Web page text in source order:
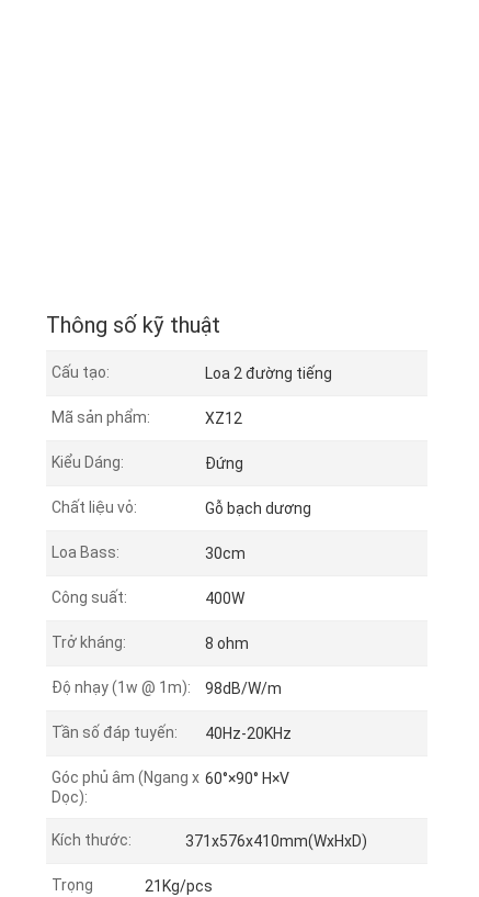
Thông số kỹ thuật
Cấu tạo: Loa 2 đường tiếng
Mã sản phẩm: XZ12
Kiểu Dáng: Đứng
Chất liệu vỏ: Gỗ bạch dương
Loa Bass: 30cm
Công suất: 400W
Trở kháng: 8 ohm
Độ nhạy (1w @ 1m): 98dB/W/m
Tần số đáp tuyến: 40Hz-20KHz
Góc phủ âm (Ngang x
Dọc):
60°×90° H×V
Kích thước: 371x576x410mm(WxHxD)
Trọng
21Kg/pcs